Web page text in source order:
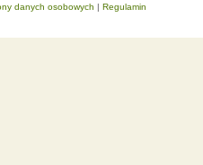
danych osobowych | Regulamin